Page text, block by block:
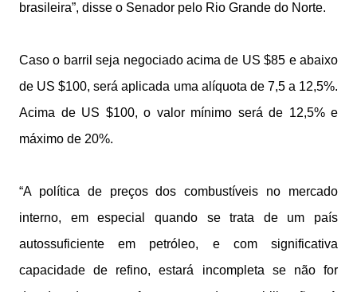
brasileira”, disse o Senador pelo Rio Grande do Norte.
Caso o barril seja negociado acima de US $85 e abaixo
de US $100, será aplicada uma alíquota de 7,5 a 12,5%.
Acima de US $100, o valor mínimo será de 12,5% e
máximo de 20%.
“A política de preços dos combustíveis no mercado
interno, em especial quando se trata de um país
autossuficiente em petróleo, e com significativa
capacidade de refino, estará incompleta se não for